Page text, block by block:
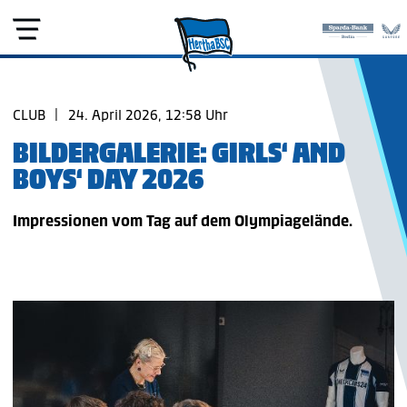
CLUB 24. April 2026, 12:58 Uhr
BILDERGALERIE: GIRLS‘ AND
BOYS‘ DAY 2026
Impressionen vom Tag auf dem Olympiagelände.